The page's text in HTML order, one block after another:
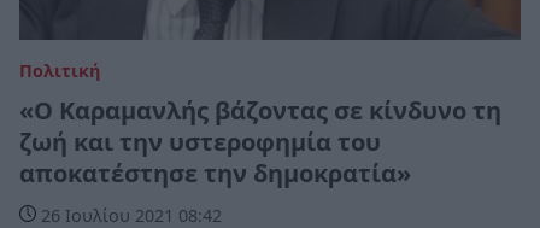
Πολιτική
«Ο Καραμανλής βάζοντας σε κίνδυνο τη
ζωή και την υστεροφημία του
αποκατέστησε την δημοκρατία»
26 Ιουλίου 2021 08:42